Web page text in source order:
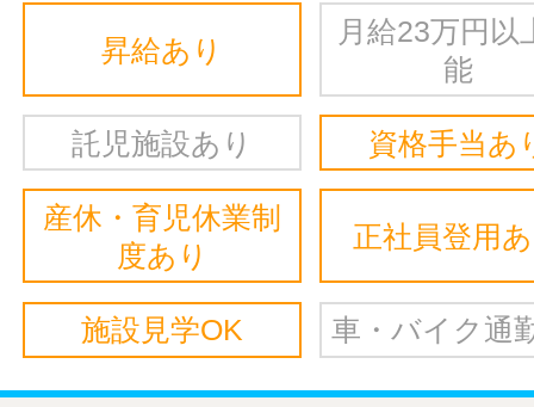
昇給あり
月給23万円以
能
託児施設あり 資格手当あ
産休・育児休業制
度あり
正社員登用
施設見学OK 車・バイク通